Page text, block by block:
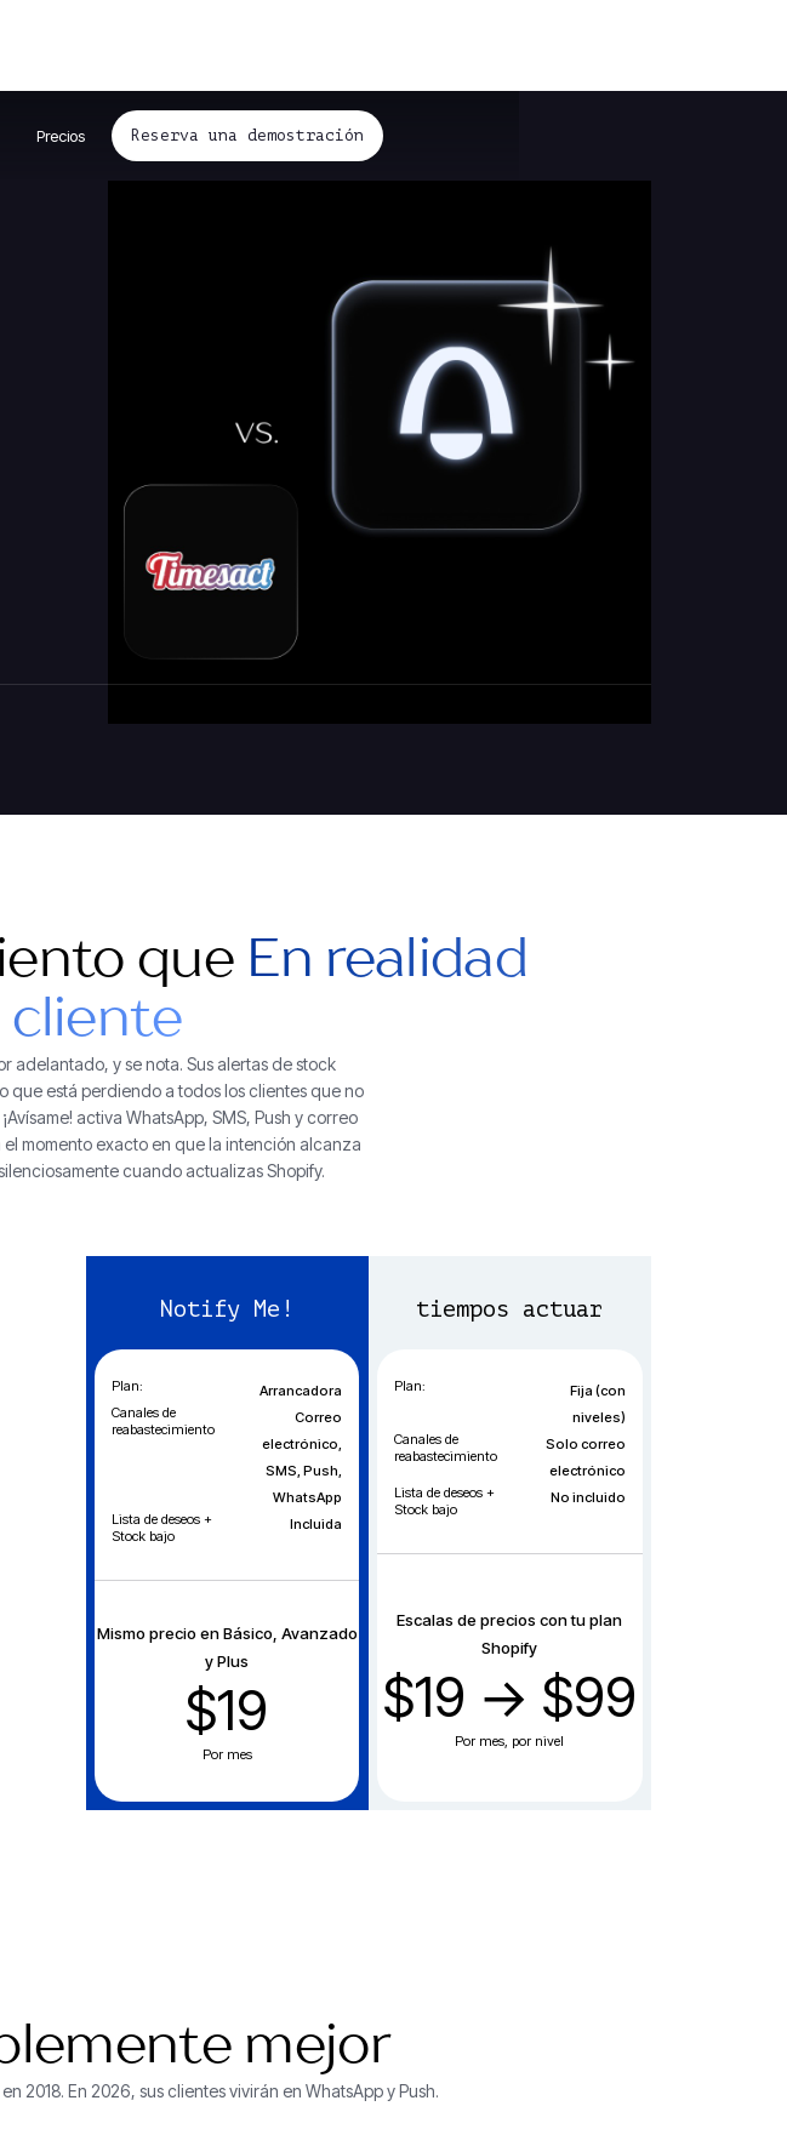
Precios Reserva una demostración
que En realidad
cliente
adelantado, y se nota. Sus alertas de stock
que está perdiendo a todos los clientes que no
activa WhatsApp, SMS, Push y correo
momento exacto en que la intención alcanza
cuando actualizas Shopify.
Notify Me!
Plan:
Arrancadora
Canales de
reabastecimiento
Correo
electrónico,
SMS, Push,
WhatsApp
Lista de deseos +
Stock bajo
Incluida
Mismo precio en Básico, Avanzado
y Plus
$19
Por mes
tiempos actuar
Plan:
Fija (con
niveles)
Canales de
reabastecimiento
Solo correo
electrónico
Lista de deseos +
Stock bajo
No incluido
Escalas de precios con tu plan
Shopify
$19 → $99
Por mes, por nivel
mejor
2018. En 2026, sus clientes vivirán en WhatsApp y Push.